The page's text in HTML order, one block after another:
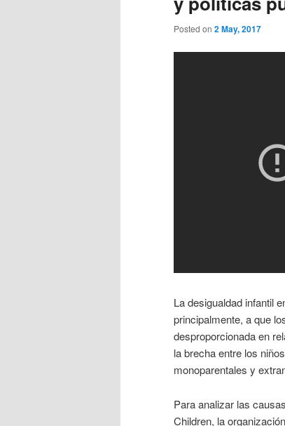
Posted on 2 May, 2017
La desigualdad infantil
principalmente, a que
desproporcionada en
la brecha entre los
monoparentales y
Para analizar las
Children, la